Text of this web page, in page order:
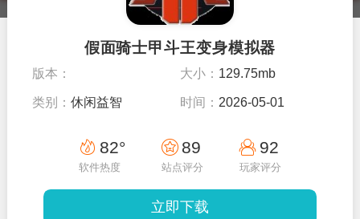
假面骑士甲斗王变身模拟器
版本： 大小： 129.75mb
类别：休闲益智 时间： 2026-05-01
82°
软件热度
89
站点评分
92
玩家评分
立即下载